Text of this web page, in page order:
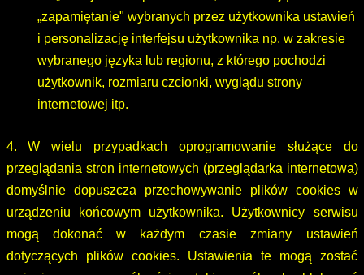
„zapamiętanie" wybranych przez użytkownika ustawień
i personalizację interfejsu użytkownika np. w zakresie
wybranego języka lub regionu, z którego pochodzi
użytkownik, rozmiaru czcionki, wyglądu strony
internetowej itp.
4. W wielu przypadkach oprogramowanie służące do
przeglądania stron internetowych (przeglądarka internetowa)
domyślnie dopuszcza przechowywanie plików cookies w
urządzeniu końcowym użytkownika. Użytkownicy serwisu
mogą dokonać w każdym czasie zmiany ustawień
dotyczących plików cookies. Ustawienia te mogą zostać